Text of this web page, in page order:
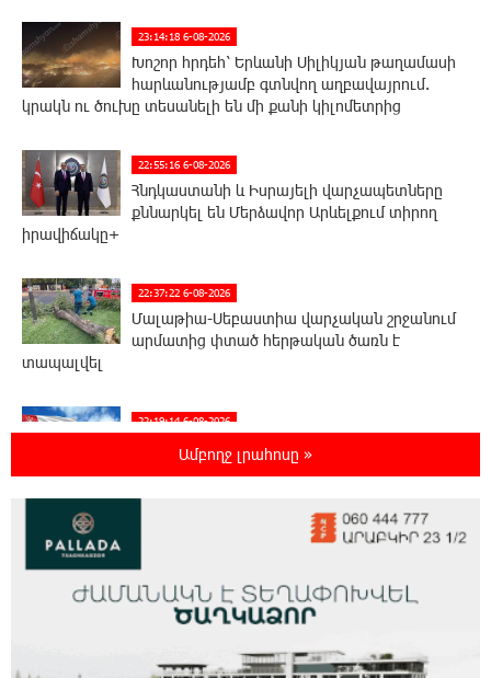
23:14:18 6-08-2026
Խոշոր հրդեհ՝ Երևանի Սիլիկյան թաղամասի
հարևանությամբ գտնվող աղբավայրում.
կրակն ու ծուխը տեսանելի են մի քանի կիլոմետրից
22:55:16 6-08-2026
Հնդկաստանի և Իսրայելի վարչապետները
քննարկել են Մերձավոր Արևելքում տիրող
իրավիճակը+
22:37:22 6-08-2026
Մալաթիա-Սեբաստիա վարչական շրջանում
արմատից փտած հերթական ծառն է
տապալվել
22:19:14 6-08-2026
Իրանը և Օմանը պլանավորում են փոխել
Հորմուզի նեղուցի նավագնացության
8-ամյա Մոնթե Մուրադյանն ու Սյունե
Քոսակյանը հաղթահարել են Արարատի
Ամբողջ լրահոսը »